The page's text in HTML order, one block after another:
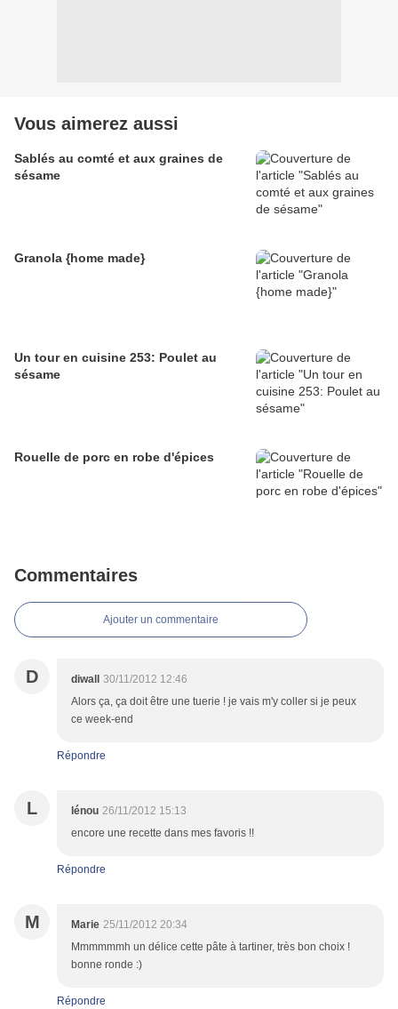
Vous aimerez aussi
Sablés au comté et aux graines de
sésame
Granola {home made}
Un tour en cuisine 253: Poulet au
sésame
Rouelle de porc en robe d'épices
Commentaires
Ajouter un commentaire
D diwall
30/11/2012 12:46
Alors ça, ça doit être une tuerie ! je vais m'y coller si je peux
ce week-end
Répondre
L lénou 26/11/2012 15:13
encore une recette dans mes favoris !!
Répondre
M Marie 25/11/2012 20:34
Mmmmmmh un délice cette pâte à tartiner, très bon choix !
bonne ronde :)
Répondre